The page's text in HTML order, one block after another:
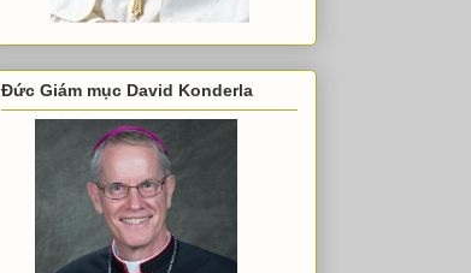
Đức Giám mục David Konderla